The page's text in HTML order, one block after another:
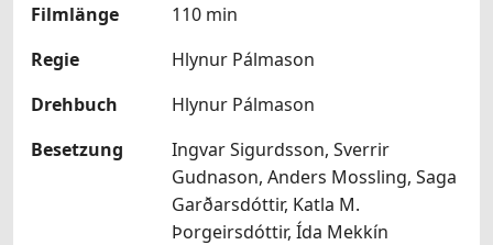
Filmlänge
110 min
Regie
Hlynur Pálmason
Drehbuch
Hlynur Pálmason
Besetzung
Ingvar Sigurdsson, Sverrir
Gudnason, Anders Mossling, Saga
Garðarsdóttir, Katla M.
Þorgeirsdóttir, Ída Mekkín